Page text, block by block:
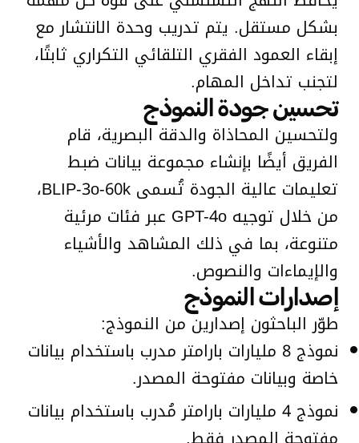
بشكل مستقل. يتم تدريب وحدة الانتشار مع
إبقاء العمود الفقري التلقائي التكراري ثابتًا،
لتجنب تداخل المهام.
تحسين جودة النموذج
ولتحسين المحاذاة والدقة البصرية، قام
الفريق أيضًا بإنشاء مجموعة بيانات ضبط
تعليمات عالية الجودة تُسمى BLIP-3o-60k،
من خلال توجيه GPT-4o عبر فئات مرئية
متنوعة، بما في ذلك المشاهد والأشياء
والإيماءات والنصوص.
إصدارات النموذج
طوّر الباحثون إصدارين من النموذج:
نموذج 8 مليارات بارامتر مدرب باستخدام بيانات
خاصة وبيانات مفتوحة المصدر.
نموذج 4 مليارات بارامتر مُدرب باستخدام بيانات